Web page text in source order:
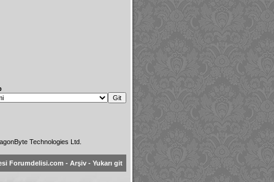
Technologies Ltd.
Forumdelisi.com - Arşiv - Yukarı git